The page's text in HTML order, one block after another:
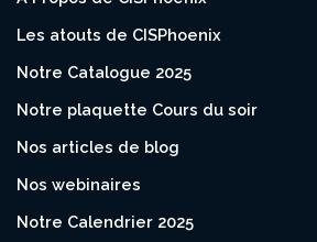
Les atouts de CISPhoenix
Notre Catalogue 2025
Notre plaquette Cours du soir
Nos articles de blog
Nos webinaires
Notre Calendrier 2025